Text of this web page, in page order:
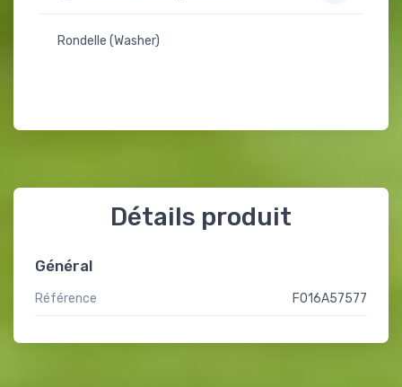
Rondelle (Washer)
Détails produit
Général
Référence F016A57577